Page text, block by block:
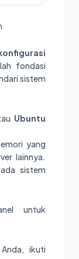
fondasi
sistem
Ubuntu
yang
lainnya.
sistem
untuk
ikuti